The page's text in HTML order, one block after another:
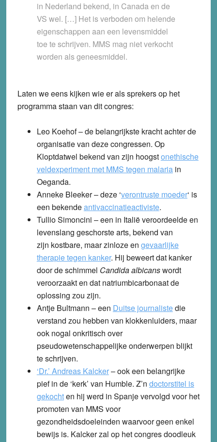
in Nederland bekend, in Canada en de
VS wel. […] Het is verboden om helende
eigenschappen aan een levensmiddel
toe te schrijven. MMS mag niet verkocht
worden als geneesmiddel.
Laten we eens kijken wie er als sprekers op het
programma staan van dit congres:
Leo Koehof– de belangrijkste kracht achter de
organisatie van deze congressen. Op
Kloptdatwel bekend van zijn hoogstonethische
veldexperiment met MMS tegen malariain
Oeganda.
Anneke Bleeker– deze ‘verontruste moeder‘ is
een bekendeantivaccinatieactiviste.
Tullio Simoncini – een in Italië veroordeelde en
levenslang geschorste arts, bekend van
zijn kostbare, maar zinloze en gevaarlijke
therapie tegen kanker. Hij beweert dat kanker
door de schimmel Candida albicanswordt
veroorzaakt en dat natriumbicarbonaat de
oplossing zou zijn.
Antje Bultmann – een Duitse journalistedie
verstand zou hebben van klokkenluiders, maar
ook nogal onkritisch over
pseudowetenschappelijke onderwerpen blijkt
te schrijven.
‘Dr.’ Andreas Kalcker– ook een belangrijke
pief in de ‘kerk’ van Humble. Z’n doctorstitel is
gekochten hij werd in Spanje vervolgd voor het
promoten van MMS voor
gezondheidsdoeleinden waarvoor geen enkel
bewijs is. Kalcker zal op het congres doodleuk